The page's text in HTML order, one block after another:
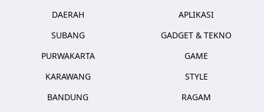
DAERAH
SUBANG
PURWAKARTA
KARAWANG
BANDUNG
APLIKASI
GADGET & TEKNO
GAME
STYLE
RAGAM